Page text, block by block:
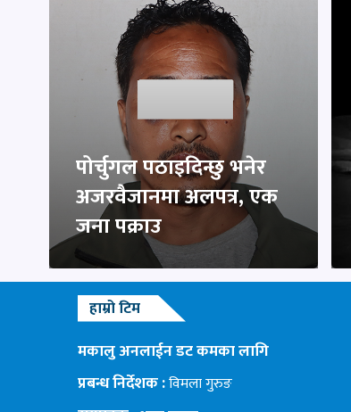
पोर्चुगल पठाइदिन्छु भनेर
अजरवैजानमा अलपत्र, एक
जना पक्राउ
हाम्रो टिम
मकालु अनलाईन डट कमका लागि
प्रबन्ध निर्देशक :विमला गुरुङ